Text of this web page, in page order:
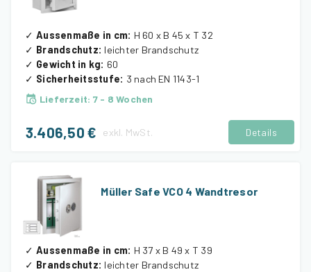
✓ Aussenmaße in cm: H 60 x B 45 x T 32
✓ Brandschutz: leichter Brandschutz
✓ Gewicht in kg: 60
✓ Sicherheitsstufe: 3 nach EN 1143-1
Lieferzeit: 7 - 8 Wochen
3.406,50 € exkl. MwSt. Details
Müller Safe VCO 4 Wandtresor
✓ Aussenmaße in cm: H 37 x B 49 x T 39
✓ Brandschutz: leichter Brandschutz